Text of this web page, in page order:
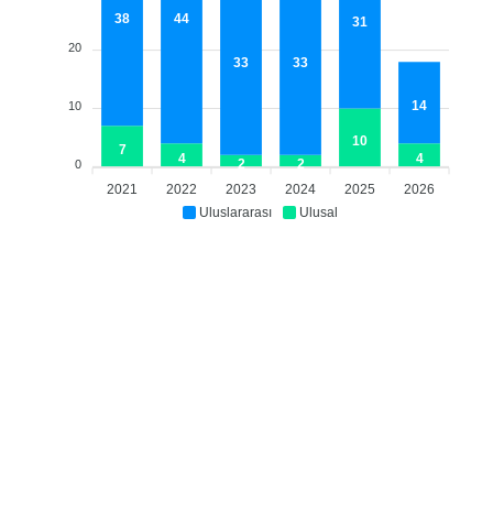
Uluslararası Ulusal
2021 2022 2023 2024 2025 2026
7
4 2 2
10
4
38 44
33 33
31
14
20
10
0